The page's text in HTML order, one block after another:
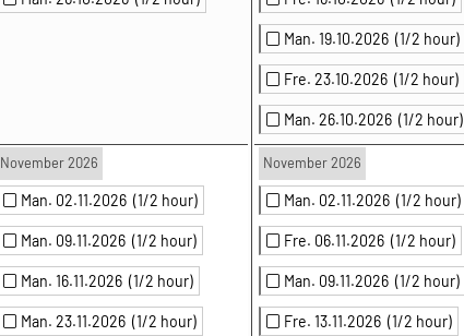
November 2026
Man. 02.11.2026 (1/2 hour)
Man. 09.11.2026 (1/2 hour)
Man. 16.11.2026 (1/2 hour)
Man. 23.11.2026 (1/2 hour)
Man. 19.10.2026 (1/2 hour)
Fre. 23.10.2026 (1/2 hour)
Man. 26.10.2026 (1/2 hour)
November 2026
Man. 02.11.2026 (1/2 hour)
Fre. 06.11.2026 (1/2 hour)
Man. 09.11.2026 (1/2 hour)
Fre. 13.11.2026 (1/2 hour)